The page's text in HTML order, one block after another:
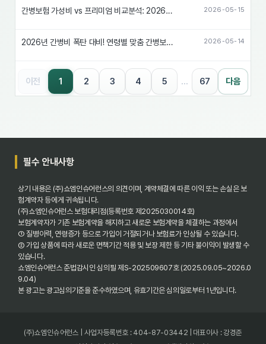
2026-05-15
간병보험 가성비 vs 프리미엄 비교분석: 2026년 나에게 딱 맞는 선택은?
2026-05-14
2026년 간병비 폭탄 대비! 연령별 맞춤 간병보험 추천
이전 1 2 3 4 5 … 67 다음
필수 안내사항
상기 내용은 (주)쇼엠인슈어런스의 의견이며, 계약체결에 따른 이익 또는 손실은 보
험계약자 등에게 귀속됩니다.
(주)쇼엠인슈어런스 보험대리점(등록번호 제2025030014호)
보험계약자가 기존 보험계약을 해지하고 새로운 보험계약을 체결하는 과정에서
① 질병이력, 연령증가 등으로 가입이 거절되거나 보험료가 인상될 수 있습니다.
② 가입 상품에 따라 새로운 면책기간 적용 및 보장 제한 등 기타 불이익이 발생할 수
있습니다.
쇼엠인슈어런스 준법감시인 심의필 제S-202509607호 (2025.09.05~2026.0
9.04)
본 광고는 광고심의기준을 준수하였으며, 유효기간은 심의일로부터 1년입니다.
(주)쇼엠인슈어런스 | 사업자등록번호 : 404-87-03442 | 대표이사 : 강경준